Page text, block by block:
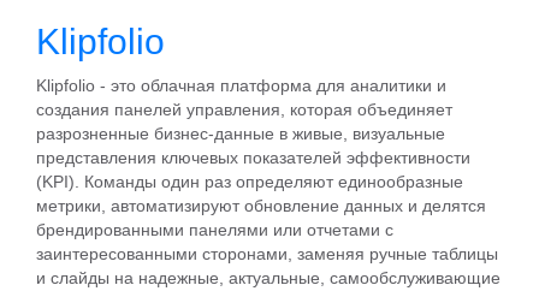
Klipfolio
Klipfolio - это облачная платформа для аналитики и
создания панелей управления, которая объединяет
разрозненные бизнес-данные в живые, визуальные
представления ключевых показателей эффективности
(KPI). Команды один раз определяют единообразные
метрики, автоматизируют обновление данных и делятся
брендированными панелями или отчетами с
заинтересованными сторонами, заменяя ручные таблицы
и слайды на надежные, актуальные, самообслуживающие